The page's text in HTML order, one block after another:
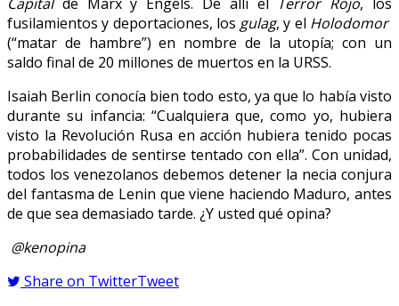
fusilamientos y deportaciones, los gulag, y el Holodomor
(“matar de hambre”) en nombre de la utopía; con un
saldo final de 20 millones de muertos en la URSS.
Isaiah Berlin conocía bien todo esto, ya que lo había visto
durante su infancia: “Cualquiera que, como yo, hubiera
visto la Revolución Rusa en acción hubiera tenido pocas
probabilidades de sentirse tentado con ella”. Con unidad,
todos los venezolanos debemos detener la necia conjura
del fantasma de Lenin que viene haciendo Maduro, antes
de que sea demasiado tarde. ¿Y usted qué opina?
@kenopina
Share on TwitterTweet